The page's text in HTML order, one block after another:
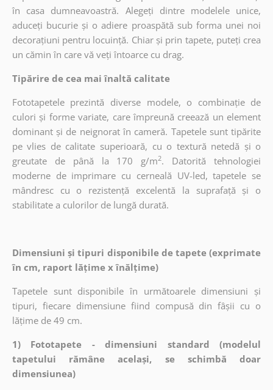
în casa dumneavoastră. Alegeți dintre modelele unice,
aduceți bucurie și o adiere proaspătă sub forma unei noi
decorațiuni pentru locuință. Chiar și prin tapete, puteți crea
un cămin în care vă veți întoarce cu drag.
Tipărire de cea mai înaltă calitate
Fototapetele prezintă diverse modele, o combinație de
culori și forme variate, care împreună creează un element
dominant și de neignorat în cameră. Tapetele sunt tipărite
pe vlies de calitate superioară, cu o textură netedă și o
greutate de până la 170 g/m2. Datorită tehnologiei
moderne de imprimare cu cerneală UV-led, tapetele se
mândresc cu o rezistență excelentă la suprafață și o
stabilitate a culorilor de lungă durată.
Dimensiuni și tipuri disponibile de tapete (exprimate
în cm, raport lățime x înălțime)
Tapetele sunt disponibile în următoarele dimensiuni și
tipuri, fiecare dimensiune fiind compusă din fâșii cu o
lățime de 49 cm.
1) Fototapete - dimensiuni standard (modelul
tapetului rămâne același, se schimbă doar
dimensiunea)